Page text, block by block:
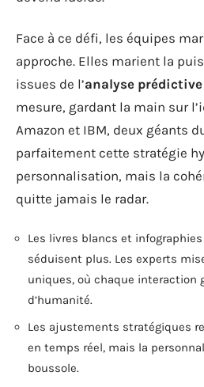
Face à ce défi, les équipes
approche. Elles marient la
issues de l’analyse prédictive
mesure, gardant la main sur
Amazon et IBM, deux géants
parfaitement cette stratégie
personnalisation, mais la
quitte jamais le radar.
Les livres blancs et
séduisent plus. Les experts
uniques, où chaque interaction
d’humanité.
Les ajustements stratégiques
en temps réel, mais la
boussole.